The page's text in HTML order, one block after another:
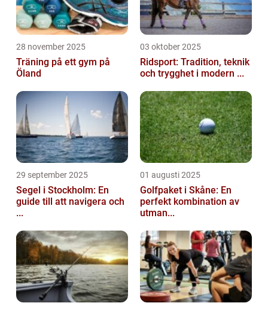
28 november 2025
Träning på ett gym på
Öland
03 oktober 2025
Ridsport: Tradition, teknik
och trygghet i modern ...
29 september 2025
Segel i Stockholm: En
guide till att navigera och
...
01 augusti 2025
Golfpaket i Skåne: En
perfekt kombination av
utman...